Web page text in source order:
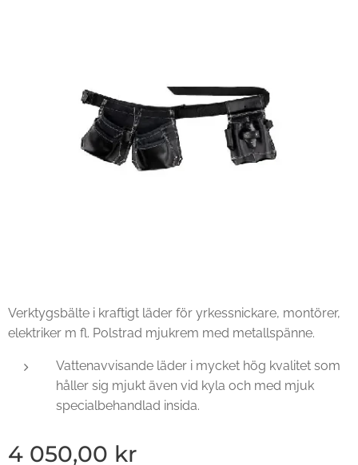
Verktygsbälte i kraftigt läder för yrkessnickare, montörer,
elektriker m fl. Polstrad mjukrem med metallspänne.
Vattenavvisande läder i mycket hög kvalitet som
håller sig mjukt även vid kyla och med mjuk
specialbehandlad insida.
4 050,00 kr